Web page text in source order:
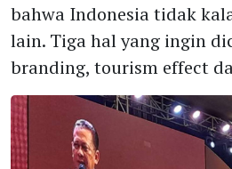
bahwa Indonesia tidak
lain. Tiga hal yang ingin
branding, tourism effect